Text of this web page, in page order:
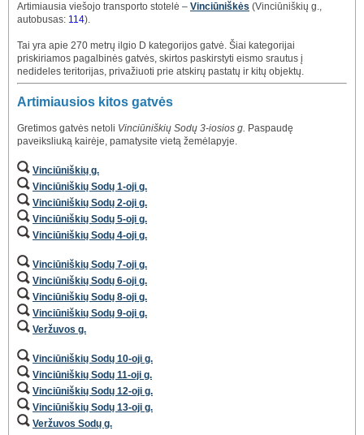
Artimiausia viešojo transporto stotelė – Vinciūniškės (Vinciūniškių g.,
autobusas: 114).
Tai yra apie 270 metrų ilgio D kategorijos gatvė. Šiai kategorijai
priskiriamos pagalbinės gatvės, skirtos paskirstyti eismo srautus į
nedideles teritorijas, privažiuoti prie atskirų pastatų ir kitų objektų.
Artimiausios kitos gatvės
Gretimos gatvės netoli Vinciūniškių Sodų 3-iosios g. Paspaudę
paveiksliuką kairėje, pamatysite vietą žemėlapyje.
Vinciūniškių g.
Vinciūniškių Sodų 1-oji g.
Vinciūniškių Sodų 2-oji g.
Vinciūniškių Sodų 5-oji g.
Vinciūniškių Sodų 4-oji g.
Vinciūniškių Sodų 7-oji g.
Vinciūniškių Sodų 6-oji g.
Vinciūniškių Sodų 8-oji g.
Vinciūniškių Sodų 9-oji g.
Veržuvos g.
Vinciūniškių Sodų 10-oji g.
Vinciūniškių Sodų 11-oji g.
Vinciūniškių Sodų 12-oji g.
Vinciūniškių Sodų 13-oji g.
Veržuvos Sodų g.